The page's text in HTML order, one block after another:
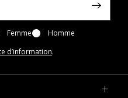
Femme
Homme
d’information.